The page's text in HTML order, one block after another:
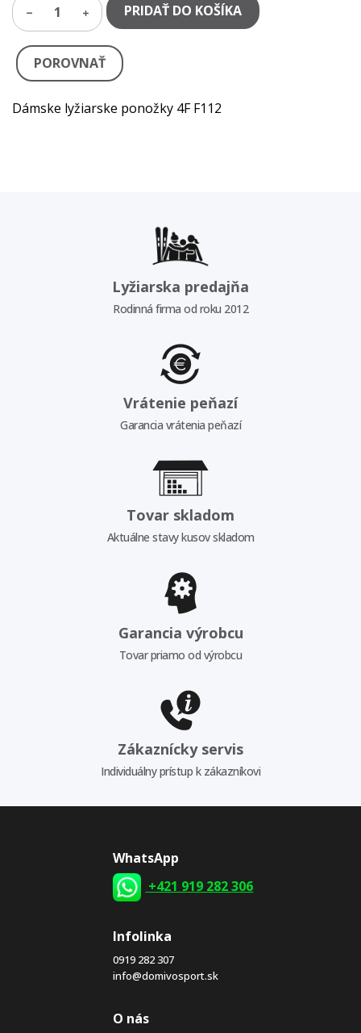
1 PRIDAŤ DO KOŠÍKA
POROVNAŤ
Dámske lyžiarske ponožky 4F F112
Lyžiarska predajňa
Rodinná firma od roku 2012
Vrátenie peňazí
Garancia vrátenia peňazí
Tovar skladom
Aktuálne stavy kusov skladom
Garancia výrobcu
Tovar priamo od výrobcu
Zákaznícky servis
Individuálny prístup k zákazníkovi
WhatsApp
+421 919 282 306
Infolinka
0919 282 307
info@domivosport.sk
O nás